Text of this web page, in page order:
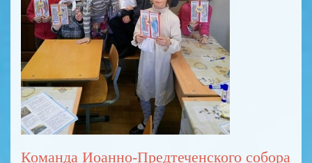
Команда Иоанно-Предтеченского собора